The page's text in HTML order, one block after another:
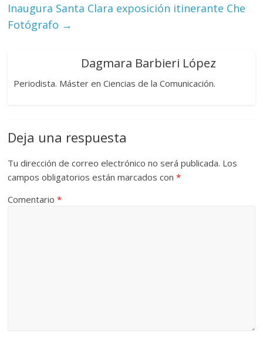
Inaugura Santa Clara exposición itinerante Che
Fotógrafo →
Dagmara Barbieri López
Periodista. Máster en Ciencias de la Comunicación.
Deja una respuesta
Tu dirección de correo electrónico no será publicada. Los
campos obligatorios están marcados con*
Comentario*